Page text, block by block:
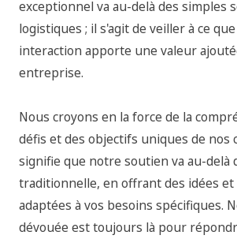
exceptionnel va au-delà des simples
logistiques ; il s'agit de veiller à ce
interaction apporte une valeur
entreprise.
Nous croyons en la force de la
défis et des objectifs uniques de nos
signifie que notre soutien va au-delà
traditionnelle, en offrant des idées et
adaptées à vos besoins spécifiques.
dévouée est toujours là pour